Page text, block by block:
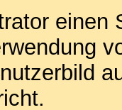
einen